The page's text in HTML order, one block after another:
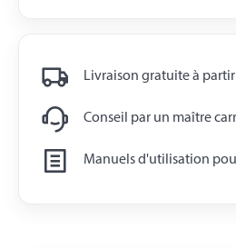
Livraison gratuite à partir
Conseil par un maître
Manuels d'utilisation